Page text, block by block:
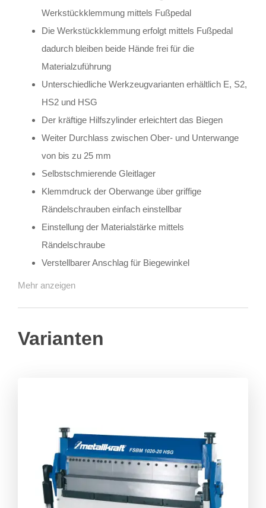
Werkstückklemmung mittels Fußpedal
Die Werkstückklemmung erfolgt mittels Fußpedal
dadurch bleiben beide Hände frei für die
Materialzuführung
Unterschiedliche Werkzeugvarianten erhältlich E, S2,
HS2 und HSG
Der kräftige Hilfszylinder erleichtert das Biegen
Weiter Durchlass zwischen Ober- und Unterwange
von bis zu 25 mm
Selbstschmierende Gleitlager
Klemmdruck der Oberwange über griffige
Rändelschrauben einfach einstellbar
Einstellung der Materialstärke mittels
Rändelschraube
Verstellbarer Anschlag für Biegewinkel
Mehr anzeigen
Varianten